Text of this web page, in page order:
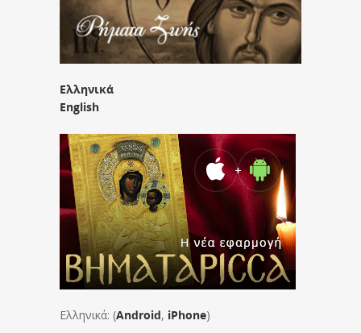
Ελληνικά
English
Ελληνικά: (Android, iPhone)